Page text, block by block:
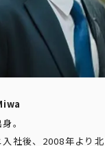
。
社後、2008年より北